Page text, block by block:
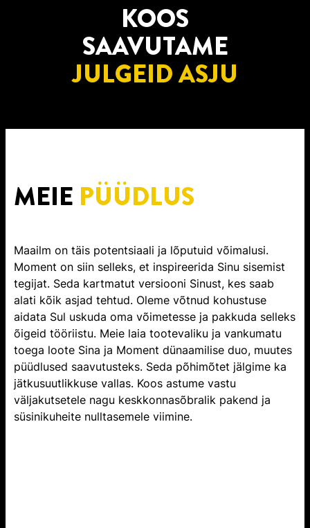
KOOS
SAAVUTAME
JULGEID ASJU​
MEIE PÜÜDLUS
Maailm on täis potentsiaali ja lõputuid võimalusi.
Moment on siin selleks, et inspireerida Sinu sisemist
tegijat. Seda kartmatut versiooni Sinust, kes saab
alati kõik asjad tehtud. Oleme võtnud kohustuse
aidata Sul uskuda oma võimetesse ja pakkuda selleks
õigeid tööriistu. Meie laia tootevaliku ja vankumatu
toega loote Sina ja Moment dünaamilise duo, muutes
püüdlused saavutusteks. Seda põhimõtet jälgime ka
jätkusuutlikkuse vallas. Koos astume vastu
väljakutsetele nagu keskkonnasõbralik pakend ja
süsinikuheite nulltasemele viimine.​